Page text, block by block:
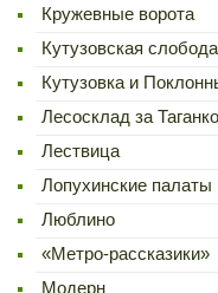
Кружевные ворота
Кутузовская слобода
Кутузовка и
Лесосклад за
Лествица
Лопухинские палаты
Люблино
«Метро-рассказики»
Модерн